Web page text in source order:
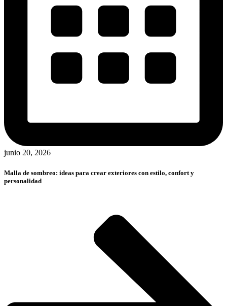
junio 20, 2026
Malla de sombreo: ideas para crear exteriores con estilo, confort y
personalidad